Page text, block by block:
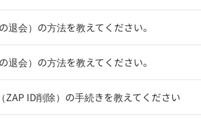
退会）の方法を教えてください。
退会）の方法を教えてください。
ZAP ID削除）の手続きを教えてください